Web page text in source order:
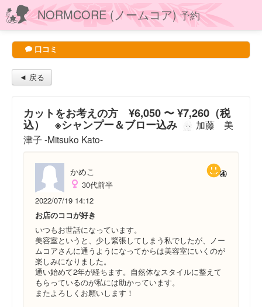
NORMCORE (ノームコア)予約
口コミ
◄ 戻る
カットをお考えの方 ¥6,050 〜 ¥7,260（税
込） ※シャンプー＆ブロー込み
加藤 美
津子 -Mitsuko Kato-
かめこ
30代前半
2022/07/19 14:12
お店のココが好き
いつもお世話になっています。
美容室というと、少し緊張してしまう私でしたが、ノー
ムコアさんに通うようになってからは美容室にいくのが
楽しみになりました。
通い始めて2年が経ちます。自然体なスタイルに整えて
もらっているのが私には助かっています。
またよろしくお願いします！